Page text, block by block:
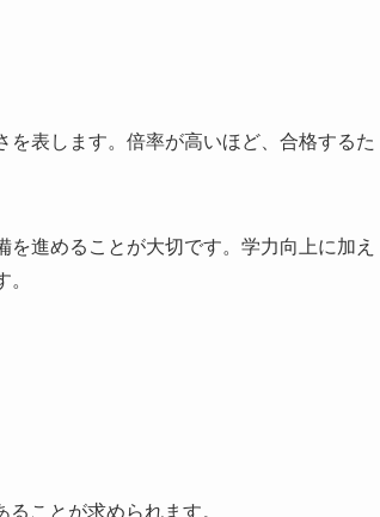
表します。倍率が高いほど、合格するた
進めることが大切です。学力向上に加え
ることが求められます。